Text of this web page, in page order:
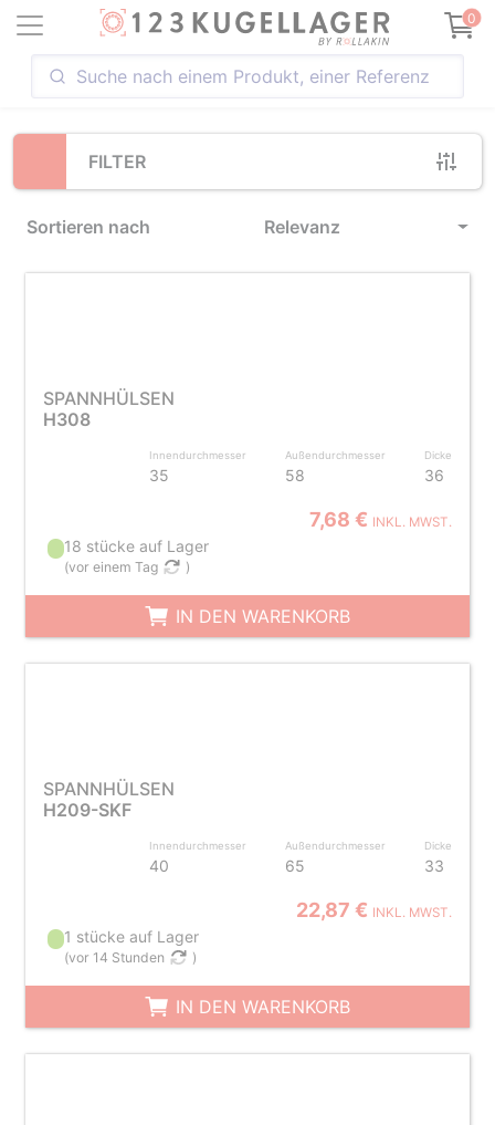
0
FILTER
Sortieren nach Relevanz
Loading...
SPANNHÜLSEN
H308
Innendurchmesser
35
Außendurchmesser
58
Dicke
36
7,68 € INKL. MWST.
18 stücke auf Lager
(vor einem Tag )
IN DEN WARENKORB
SPANNHÜLSEN
H209-SKF
Innendurchmesser
40
Außendurchmesser
65
Dicke
33
22,87 € INKL. MWST.
1 stücke auf Lager
(vor 14 Stunden )
IN DEN WARENKORB